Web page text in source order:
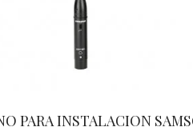
PARA INSTALACION